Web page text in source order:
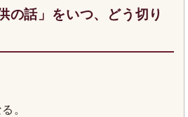
の話」をいつ、どう切り
。